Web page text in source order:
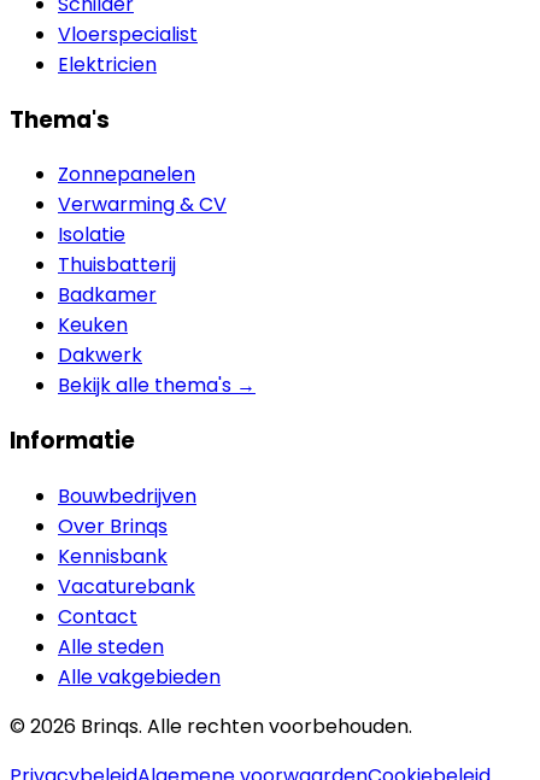
Vloerspecialist
Elektricien
Thema's
Zonnepanelen
Verwarming & CV
Isolatie
Thuisbatterij
Badkamer
Keuken
Dakwerk
Bekijk alle thema's →
Informatie
Bouwbedrijven
Over Brinqs
Kennisbank
Vacaturebank
Contact
Alle steden
Alle vakgebieden
©2026 Brinqs. Alle rechten voorbehouden.